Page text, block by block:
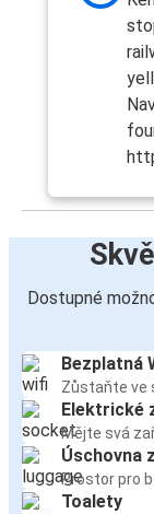
Dostupné
Bezplatná
Zůstaňte ve
Elektrické
Mějte svá
Úschovna
Prostor pro
Toalety